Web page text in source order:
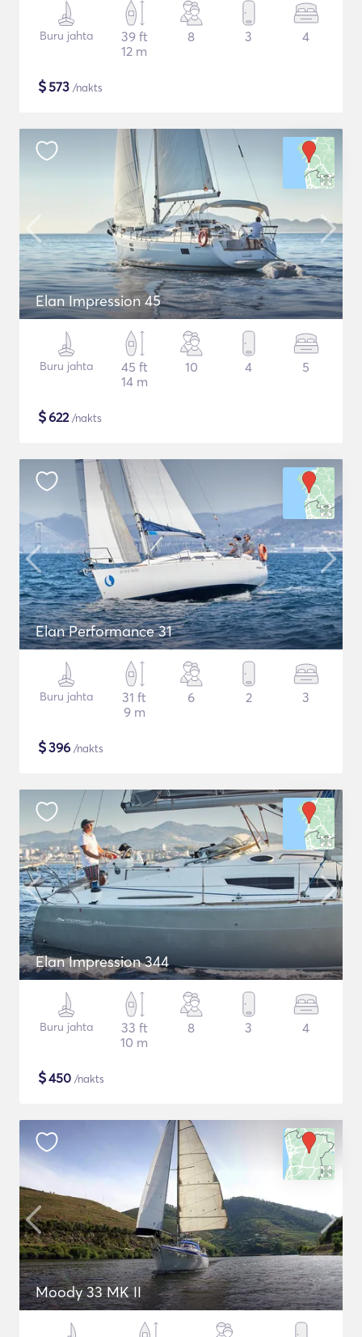
Buru jahta
39 ft
12 m
8 3 4
$573 /nakts
Elan Impression 45
Buru jahta
45 ft
14 m
10 4 5
$622/nakts
Elan Performance 31
Buru jahta
31 ft
9 m
6 2 3
$396 /nakts
Elan Impression 344
Buru jahta
33 ft
10 m
8 3 4
$450 /nakts
Moody 33 MK II